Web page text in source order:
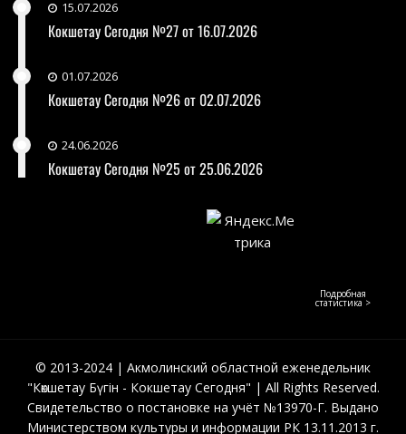
15.07.2026
Кокшетау Сегодня №27 от 16.07.2026
01.07.2026
Кокшетау Сегодня №26 от 02.07.2026
24.06.2026
Кокшетау Сегодня №25 от 25.06.2026
Подробная
статистика >
© 2013-2024 | Акмолинский областной еженедельник
"Көкшетау Бүгін - Кокшетау Сегодня" | All Rights Reserved.
Свидетельство о постановке на учёт №13970-Г. Выдано
Министерством культуры и информации РК 13.11.2013 г.